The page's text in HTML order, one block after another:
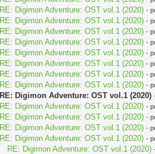
RE: Digimon Adventure: OST vol.1 (2020) -
RE: Digimon Adventure: OST vol.1 (2020) -
RE: Digimon Adventure: OST vol.1 (2020) -
RE: Digimon Adventure: OST vol.1 (2020) -
RE: Digimon Adventure: OST vol.1 (2020) -
RE: Digimon Adventure: OST vol.1 (2020) -
RE: Digimon Adventure: OST vol.1 (2020) -
RE: Digimon Adventure: OST vol.1 (2020) -
RE: Digimon Adventure: OST vol.1 (2020)
RE: Digimon Adventure: OST vol.1 (2020) -
RE: Digimon Adventure: OST vol.1 (2020) -
RE: Digimon Adventure: OST vol.1 (2020) -
RE: Digimon Adventure: OST vol.1 (2020) -
RE: Digimon Adventure: OST vol.1 (2020)